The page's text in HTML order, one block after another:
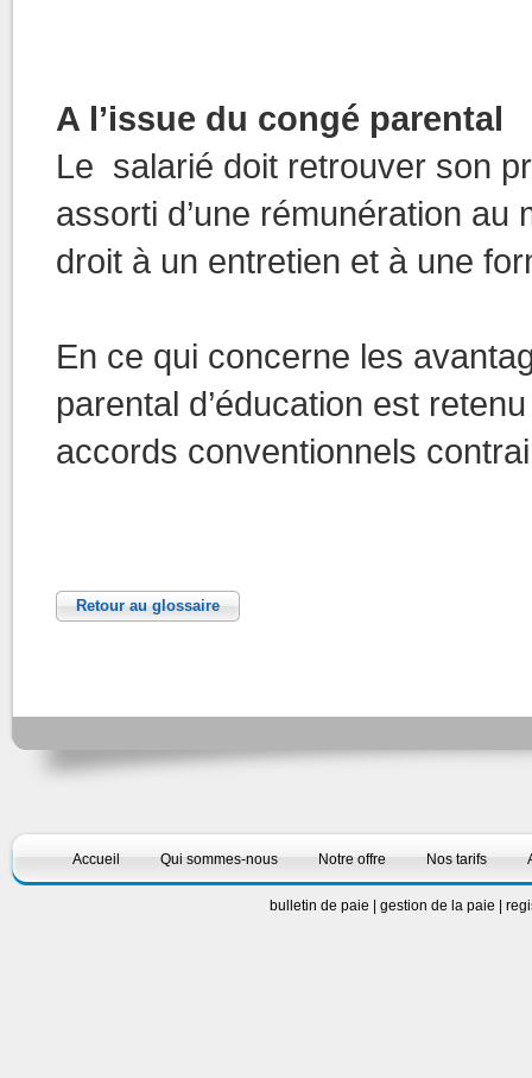
A l’issue du congé parental
Le salarié doit retrouver son
assorti d’une rémunération au
droit à un entretien et à une
En ce qui concerne les
parental d’éducation est
accords conventionnels
Retour au glossaire
Accueil Qui sommes-nous Notre offre Nos tarifs
bulletin de paie gestion de la paie